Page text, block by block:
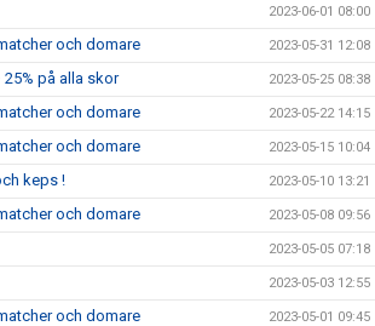
2023-06-01 08:00
och domare 2023-05-31 12:08
på alla skor 2023-05-25 08:38
och domare 2023-05-22 14:15
och domare 2023-05-15 10:04
keps ! 2023-05-10 13:21
och domare 2023-05-08 09:56
2023-05-05 07:18
2023-05-03 12:55
och domare 2023-05-01 09:45